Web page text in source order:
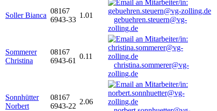
Soller Bianca
08167
6943-33
1.01
gebuehren.steuern@vg-
zolling.de
Sommerer
Christina
08167
6943-61
0.11
christina.sommerer@vg-
zolling.de
Sonnhütter
Norbert
08167
6943-22
2.06